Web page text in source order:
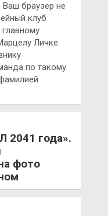
браузер не
клуб
Личке.
по такому
2041 года».
фото